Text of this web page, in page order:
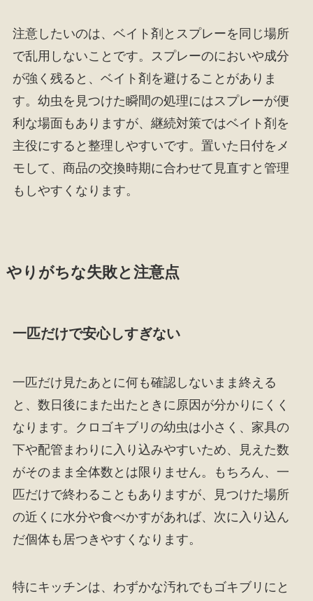
注意したいのは、ベイト剤とスプレーを同じ場所
で乱用しないことです。スプレーのにおいや成分
が強く残ると、ベイト剤を避けることがありま
す。幼虫を見つけた瞬間の処理にはスプレーが便
利な場面もありますが、継続対策ではベイト剤を
主役にすると整理しやすいです。置いた日付をメ
モして、商品の交換時期に合わせて見直すと管理
もしやすくなります。
やりがちな失敗と注意点
一匹だけで安心しすぎない
一匹だけ見たあとに何も確認しないまま終える
と、数日後にまた出たときに原因が分かりにくく
なります。クロゴキブリの幼虫は小さく、家具の
下や配管まわりに入り込みやすいため、見えた数
がそのまま全体数とは限りません。もちろん、一
匹だけで終わることもありますが、見つけた場所
の近くに水分や食べかすがあれば、次に入り込ん
だ個体も居つきやすくなります。
特にキッチンは、わずかな汚れでもゴキブリにと